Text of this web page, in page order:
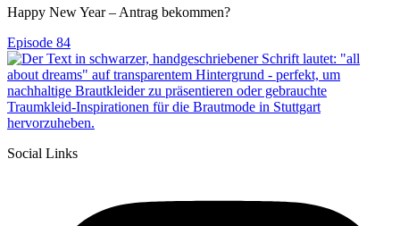
Happy New Year – Antrag bekommen?
Episode 84
Social Links